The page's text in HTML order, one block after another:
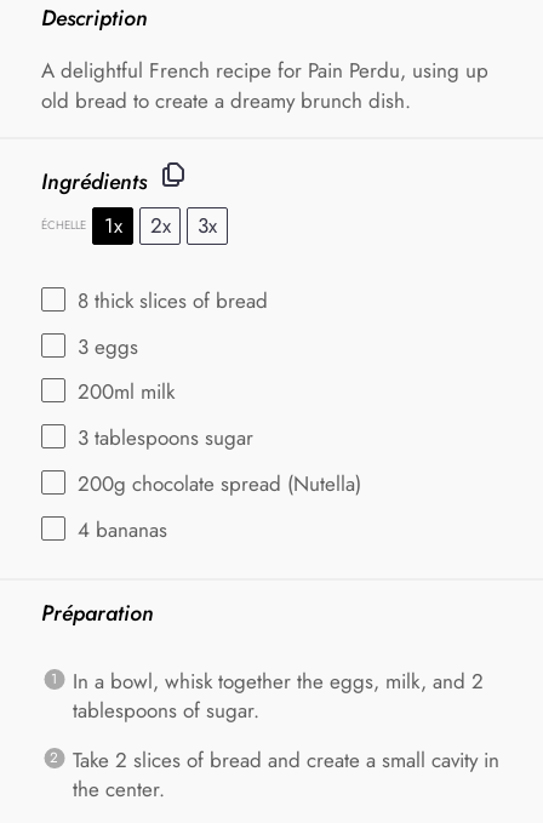
Description
A delightful French recipe for Pain Perdu, using up
old bread to create a dreamy brunch dish.
Ingrédients
ÉCHELLE 1x 2x 3x
8 thick slices of bread
3 eggs
200ml milk
3 tablespoons sugar
200g chocolate spread (Nutella)
4 bananas
Préparation
In a bowl, whisk together the eggs, milk, and 2
tablespoons of sugar.
Take 2 slices of bread and create a small cavity in
the center.